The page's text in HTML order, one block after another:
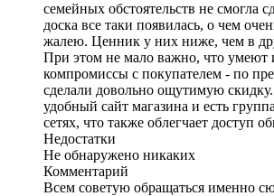
семейных обстоятельств не смогла
доска все таки появилась, о чем
жалею. Ценник у них ниже, чем в
При этом не мало важно, что умеют
компромиссы с покупателем - по
сделали довольно ощутимую
удобный сайт магазина и есть
сетях, что также облегчает доступ
Недостатки
Не обнаружено никаких
Комментарий
Всем советую обращаться именно